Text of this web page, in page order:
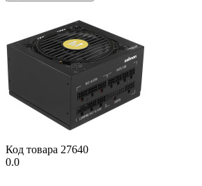
Код товара 27640
0.0